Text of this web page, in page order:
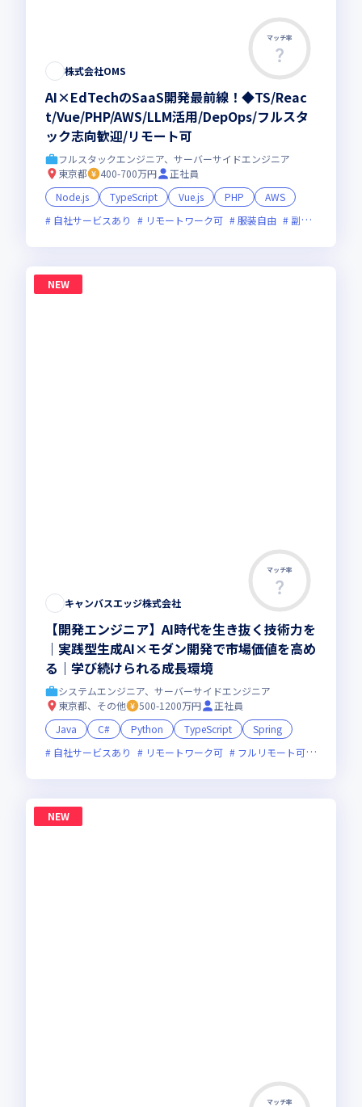
マッチ率
株式会社OMS
AI×EdTechのSaaS開発最前線！◆TS/Reac
t/Vue/PHP/AWS/LLM活用/DepOps/フルスタ
ック志向歓迎/リモート可
フルスタックエンジニア、サーバーサイドエンジニア
東京都
400-700万円
正社員
Node.js
TypeScript Vue.js PHP
AWS
自社サービスあり
リモートワーク可 服装自由 副業可
NEW
マッチ率
キャンバスエッジ株式会社
【開発エンジニア】AI時代を生き抜く技術力を
｜実践型生成AI×モダン開発で市場価値を高め
る｜学び続けられる成長環境
システムエンジニア、サーバーサイドエンジニア
東京都、その他
500-1200万円
正社員
Java
C# Python TypeScript
Spring
自社サービスあり
リモートワーク可 フルリモート可
NEW
マッチ率